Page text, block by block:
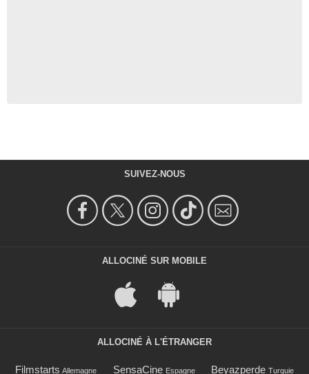
SUIVEZ-NOUS
ALLOCINÉ SUR MOBILE
ALLOCINÉ À L'ÉTRANGER
Filmstarts Allemagne SensaCine Espagne Beyazperde Turquie